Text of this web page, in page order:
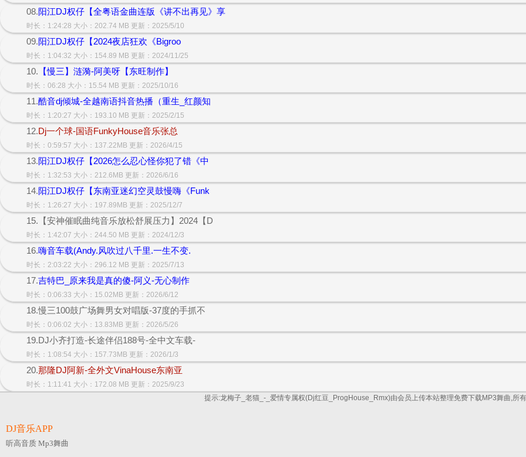
08.阳江DJ权仔【全粤语金曲连版《讲不出再见》享
时长：1:24:28 大小：202.74 MB 更新：2025/5/10
09.阳江DJ权仔【2024夜店狂欢《Bigroo
时长：1:04:32 大小：154.89 MB 更新：2024/11/25
10. 【慢三】涟漪-阿美呀【东旺制作】
时长：06:28 大小：15.54 MB 更新：2025/10/16
11.酷音dj倾城-全越南语抖音热播（重生_红颜知
时长：1:20:27 大小：193.10 MB 更新：2025/2/15
12.Dj一个球-国语FunkyHouse音乐张总
时长：0:59:57 大小：137.22MB 更新：2026/4/15
13.阳江DJ权仔【2026怎么忍心怪你犯了错《中
时长：1:32:53 大小：212.6MB 更新：2026/6/16
14.阳江DJ权仔【东南亚迷幻空灵鼓慢嗨《Funk
时长：1:26:27 大小：197.89MB 更新：2025/12/7
15.【安神催眠曲纯音乐放松舒展压力】2024【D
时长：1:42:07 大小：244.50 MB 更新：2024/12/3
16.嗨音车载(Andy.风吹过八千里.一生不变.
时长：2:03:22 大小：296.12 MB 更新：2025/7/13
17.吉特巴_原来我是真的傻-阿义-无心制作
时长：0:06:33 大小：15.02MB 更新：2026/6/12
18.慢三100鼓广场舞男女对唱版-37度的手抓不
时长：0:06:02 大小：13.83MB 更新：2026/5/26
19.DJ小齐打造-长途伴侣188号-全中文车载-
时长：1:08:54 大小：157.73MB 更新：2026/1/3
20.那隆DJ阿新-全外文VinaHouse东南亚
时长：1:11:41 大小：172.08 MB 更新：2025/9/23
提示:龙梅子_老猫_-_爱情专属权(Dj红豆_ProgHouse_Rmx)由会员上传本站整理免费下载MP3舞曲,所
DJ音乐APP
听高音质 Mp3舞曲